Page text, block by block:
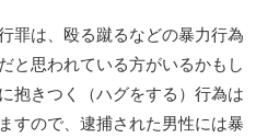
罪は、殴る蹴るなどの暴力行為
と思われている方がいるかもし
抱きつく（ハグをする）行為は
すので、逮捕された男性には暴